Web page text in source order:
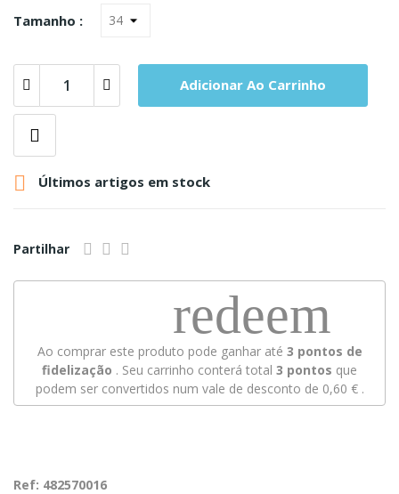
Tamanho :
Adicionar Ao Carrinho
 Últimos artigos em stock
Partilhar
redeem
Ao comprar este produto pode ganhar até 3 pontos de
fidelização . Seu carrinho conterá total 3 pontos que
podem ser convertidos num vale de desconto de 0,60 €.
Ref: 482570016